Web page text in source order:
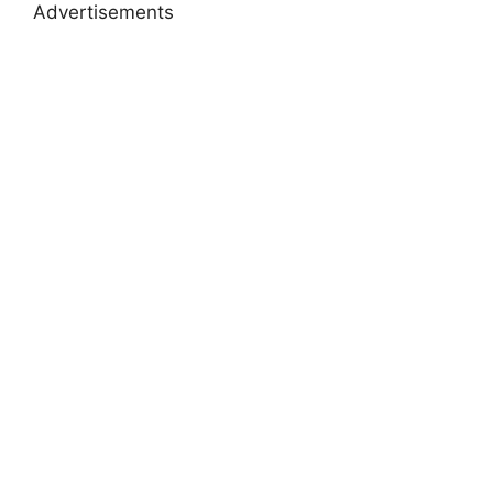
Advertisements